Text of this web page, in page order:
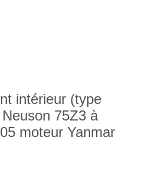
intérieur (type
75Z3 à
moteur Yanmar